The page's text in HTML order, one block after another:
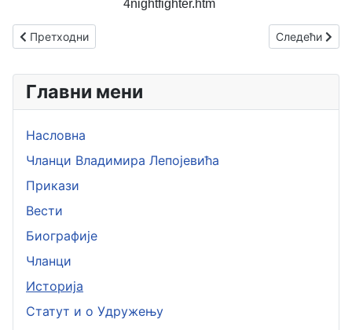
4nightfighter.htm
Претходни чланак: Fi 156 Рода
Претходни Следећи
Следећи
Главни мени
Насловна
Чланци Владимира Лепојевића
Прикази
Вести
Биографије
Чланци
Историја
Статут и о Удружењу